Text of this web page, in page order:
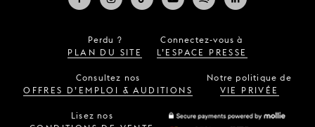
Perdu ?
PLAN DU SITE
Connectez-vous à
L’ESPACE PRESSE
Consultez nos
OFFRES D’EMPLOI & AUDITIONS
Notre politique de
VIE PRIVÉE
Lisez nos